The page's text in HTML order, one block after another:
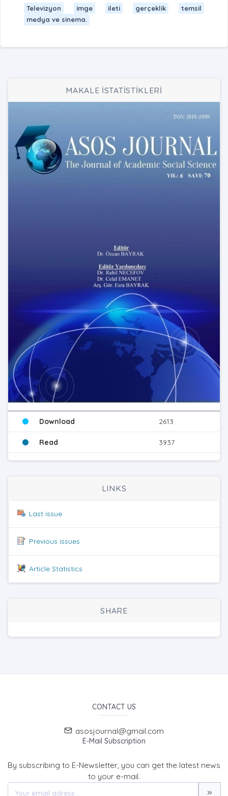
Televizyon imge ileti gerçeklik
temsil
medya ve sinema.
MAKALE İSTATİSTİKLERİ
Download 2613
Read 3937
LINKS
Last issue
Previous issues
Article Statistics
SHARE
CONTACT US
asosjournal@gmail.com
E-Mail Subscription
By subscribing to E-Newsletter, you can get the latest news
to your e-mail.